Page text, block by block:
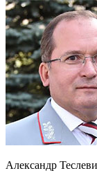
Александр